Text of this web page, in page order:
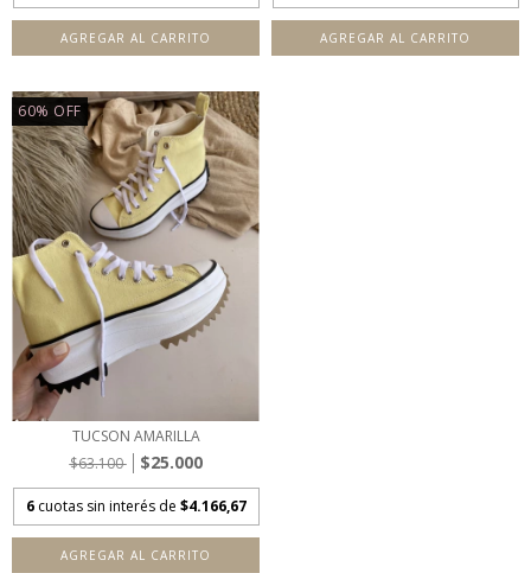
AGREGAR AL CARRITO AGREGAR AL CARRITO
60% OFF
TUCSON AMARILLA
$63.100
$25.000
6 cuotas sin interés de $4.166,67
AGREGAR AL CARRITO